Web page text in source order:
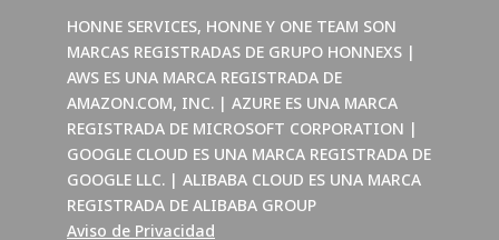
HONNE SERVICES, HONNE Y ONE TEAM SON
MARCAS REGISTRADAS DE GRUPO HONNEXS |
AWS ES UNA MARCA REGISTRADA DE
AMAZON.COM, INC. | AZURE ES UNA MARCA
REGISTRADA DE MICROSOFT CORPORATION |
GOOGLE CLOUD ES UNA MARCA REGISTRADA DE
GOOGLE LLC. | ALIBABA CLOUD ES UNA MARCA
REGISTRADA DE ALIBABA GROUP
Aviso de Privacidad